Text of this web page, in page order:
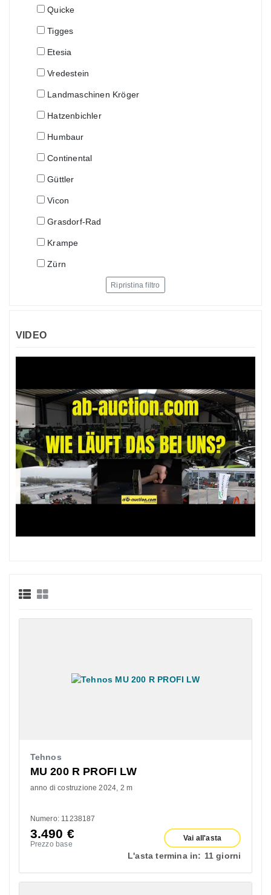
Quicke
Tigges
Etesia
Vredestein
Landmaschinen Kröger
Hatzenbichler
Humbaur
Continental
Güttler
Vicon
Grasdorf-Rad
Krampe
Zürn
Ripristina filtro
VIDEO
Tehnos
MU 200 R PROFI LW
anno di costruzione 2024 2 m
Numero: 11238187
3.490 €
Prezzo base
Vai all'asta
L'asta termina in: 11 giorni